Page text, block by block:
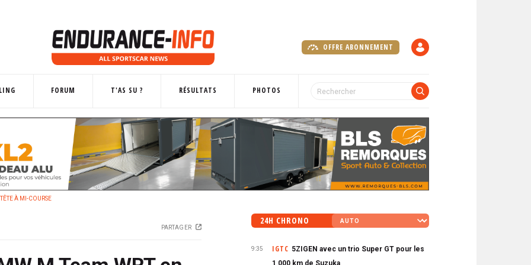
OFFRE ABONNEMENT
FORUM T'AS SU ? RÉSULTATS PHOTOS
À MI-COURSE
PARTAGER
24H CHRONO
9:35 IGTC 5ZIGEN avec un trio Super GT pour les
1 000 km de Suzuka